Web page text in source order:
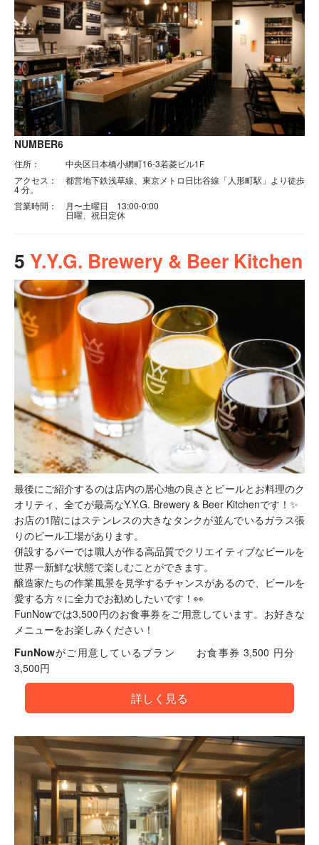
NUMBER6
住所： 中央区日本橋小網町16-3若菱ビル1F
アクセス： 都営地下鉄浅草線、東京メトロ日比谷線「人形町駅」より徒歩
4 分。
営業時間：
月〜土曜日 13:00-0:00
日曜、祝日定休
5 Y.Y.G. Brewery & Beer Kitchen
最後にご紹介するのは店内の居心地の良さとビールとお料理のク
オリティ、全てが最高なY.Y.G. Brewery & Beer Kitchenです！✨
お店の1階にはステンレスの大きなタンクが並んでいるガラス張
りのビール工場があります。
併設するバーでは職人が作る高品質でクリエイティブなビールを
世界一新鮮な状態で楽しむことができます。
醸造家たちの作業風景を見学するチャンスがあるので、ビールを
愛する方々に全力でお勧めしたいです！👀
FunNowでは3,500円のお食事券をご用意しています。お好きな
メニューをお楽しみください！
FunNowがご用意しているプラン お食事券 3,500 円分
3,500円
詳しく見る